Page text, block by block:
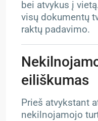
bei atvykus į
visų dokumentų
raktų padavimo.
eiliškumas
Prieš atvykstant
nekilnojamojo